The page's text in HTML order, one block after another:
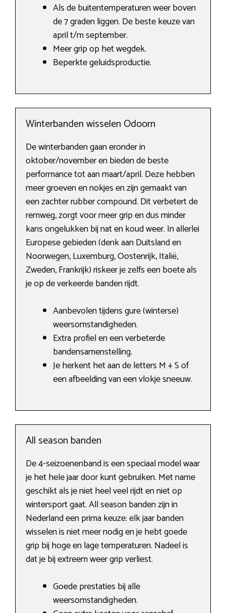
Als de buitentemperaturen weer boven
de 7 graden liggen. De beste keuze van
april t/m september.
Meer grip op het wegdek.
Beperkte geluidsproductie.
Winterbanden wisselen Odoorn
De winterbanden gaan eronder in
oktober/november en bieden de beste
performance tot aan maart/april. Deze hebben
meer groeven en nokjes en zijn gemaakt van
een zachter rubber compound. Dit verbetert de
remweg, zorgt voor meer grip en dus minder
kans ongelukken bij nat en koud weer. In allerlei
Europese gebieden (denk aan Duitsland en
Noorwegen, Luxemburg, Oostenrijk, Italië,
Zweden, Frankrijk) riskeer je zelfs een boete als
je op de verkeerde banden rijdt.
Aanbevolen tijdens gure (winterse)
weersomstandigheden.
Extra profiel en een verbeterde
bandensamenstelling.
Je herkent het aan de letters M + S of
een afbeelding van een vlokje sneeuw.
All season banden
De 4-seizoenenband is een speciaal model waar
je het hele jaar door kunt gebruiken. Met name
geschikt als je niet heel veel rijdt en niet op
wintersport gaat. All season banden zijn in
Nederland een prima keuze: elk jaar banden
wisselen is niet meer nodig en je hebt goede
grip bij hoge en lage temperaturen. Nadeel is
dat je bij extreem weer grip verliest.
Goede prestaties bij alle
weersomstandigheden.